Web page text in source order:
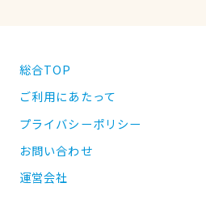
総合TOP
ご利用にあたって
プライバシーポリシー
お問い合わせ
運営会社